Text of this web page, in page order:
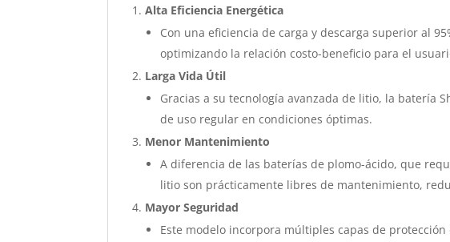
Alta Eficiencia Energética
Con una eficiencia de carga y descarga superior al
optimizando la relación costo-beneficio para el
Larga Vida Útil
Gracias a su tecnología avanzada de litio, la batería
de uso regular en condiciones óptimas.
Menor Mantenimiento
A diferencia de las baterías de plomo-ácido, que
litio son prácticamente libres de mantenimiento,
Mayor Seguridad
Este modelo incorpora múltiples capas de